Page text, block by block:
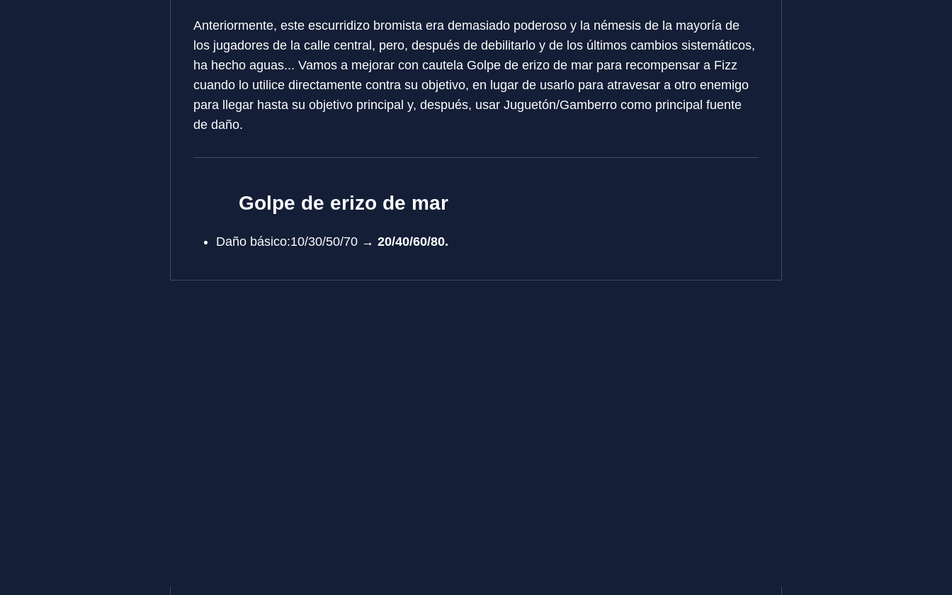
Anteriormente, este escurridizo bromista era demasiado poderoso y la némesis de la mayoría de
los jugadores de la calle central, pero, después de debilitarlo y de los últimos cambios sistemáticos,
ha hecho aguas... Vamos a mejorar con cautela Golpe de erizo de mar para recompensar a Fizz
cuando lo utilice directamente contra su objetivo, en lugar de usarlo para atravesar a otro enemigo
para llegar hasta su objetivo principal y, después, usar Juguetón/Gamberro como principal fuente
de daño.
Golpe de erizo de mar
Daño básico:10/30/50/70 → 20/40/60/80.